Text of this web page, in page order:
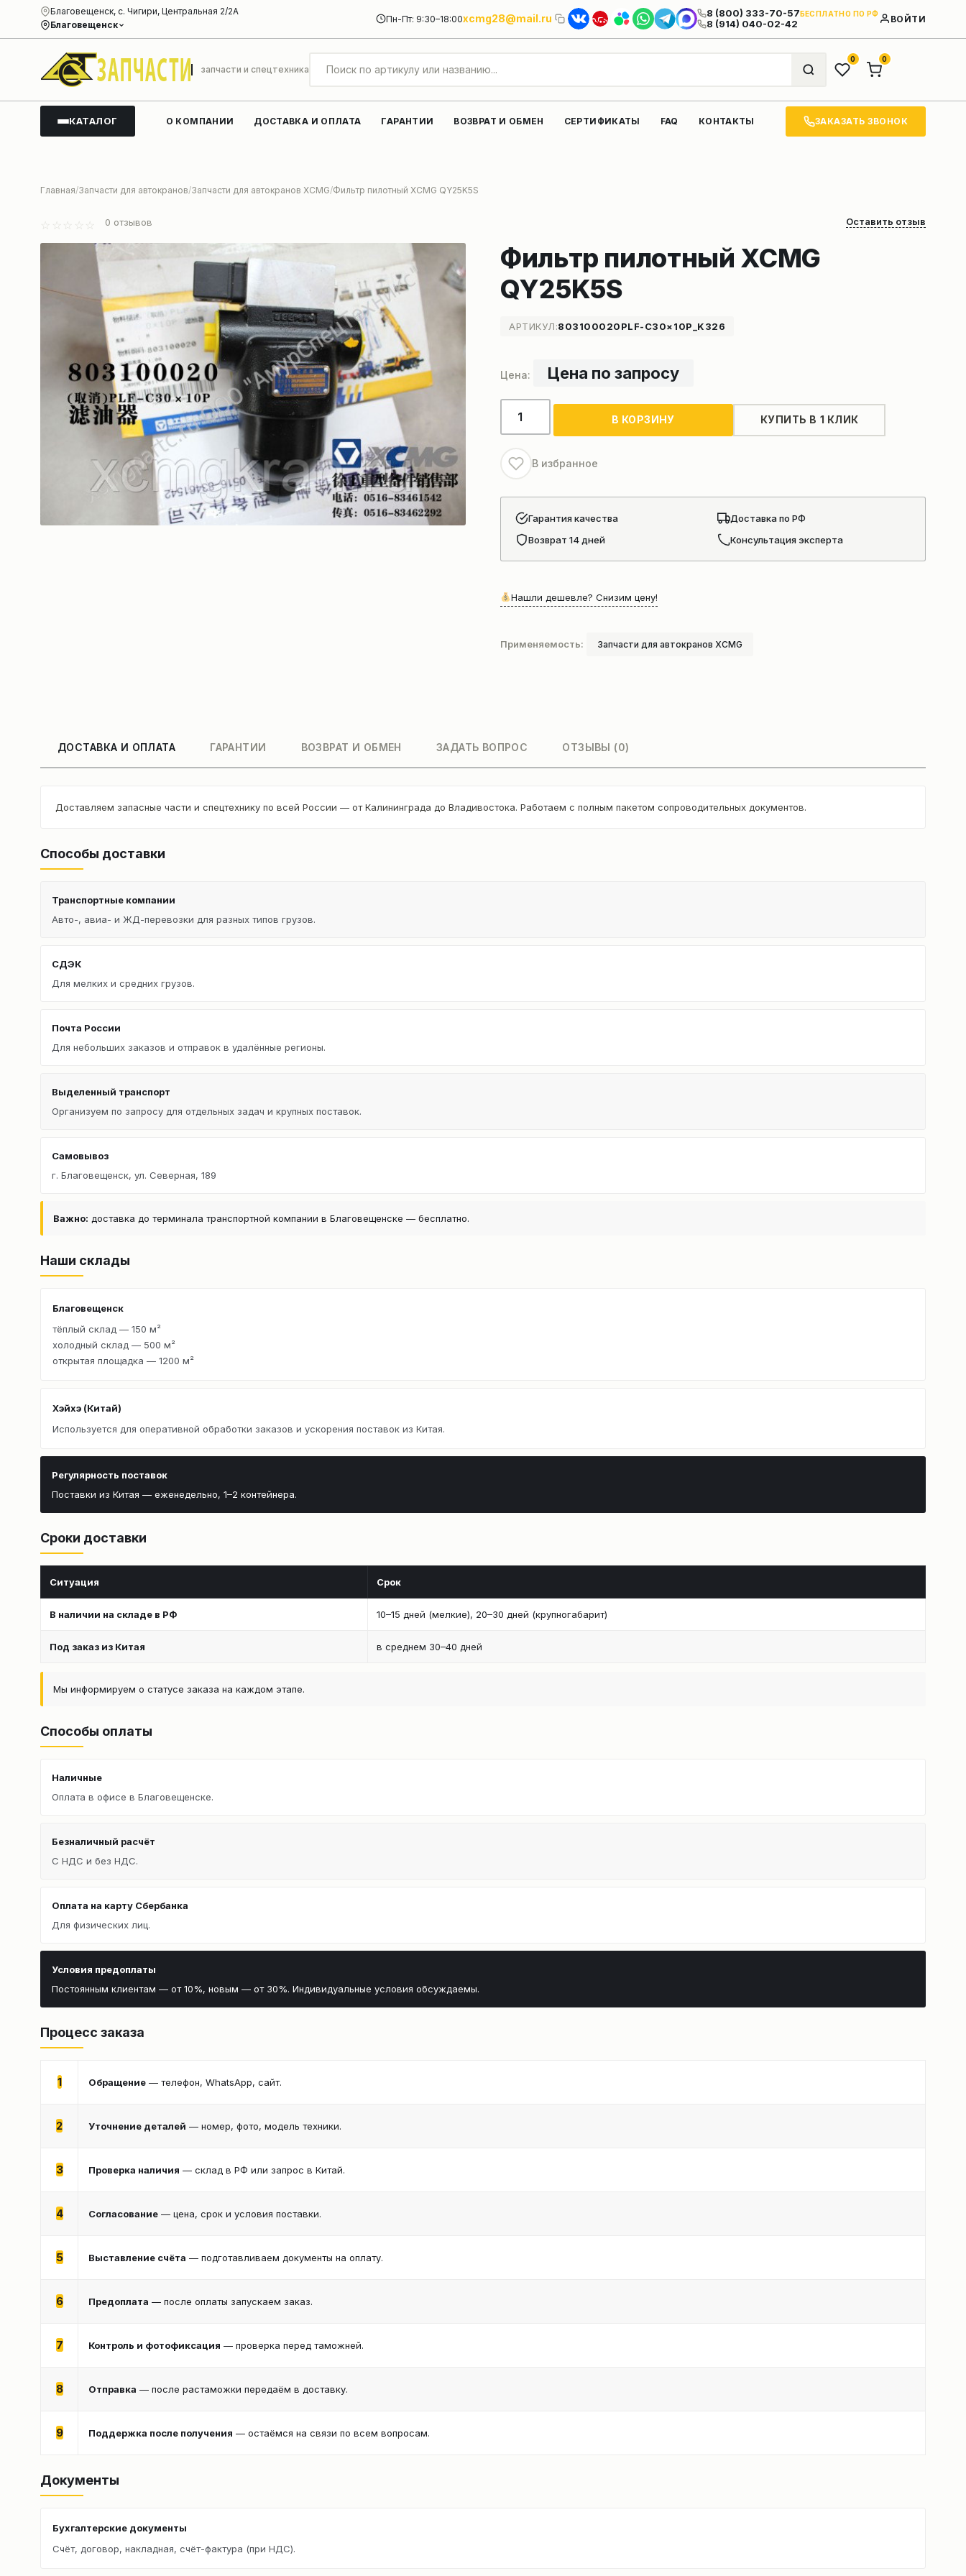
Благовещенск
Благовещенск, с. Чигири, Центральная 2/2А
Пн-Пт: 9:30–18:00xcmg28@mail.ru 8 (800) 333-70-57БЕСПЛАТНО ПО РФ
8 (914) 040-02-42 ВОЙТИ
запчасти и спецтехника
0 0
КАТАЛОГ О КОМПАНИИ ДОСТАВКА И ОПЛАТА ГАРАНТИИ ВОЗВРАТ И ОБМЕН СЕРТИФИКАТЫ FAQ КОНТАКТЫ ЗАКАЗАТЬ ЗВОНОК
Главная Запчасти для автокранов Запчасти для автокранов XCMG Фильтр пилотный XCMG QY25K5S
0 отзывов Оставить отзыв
Фильтр пилотный XCMG
QY25K5S
АРТИКУЛ:803100020PLF-C30×10P_K326
Цена по запросу
Количество
товара
пилотный
XCMG
QY25K5S
В КОРЗИНУ КУПИТЬ В 1 КЛИК
В избранное
Гарантия качества
Доставка по РФ
Возврат 14 дней
Консультация эксперта
Нашли дешевле? Снизим цену!
Применяемость: Запчасти для автокранов XCMG
ДОСТАВКА И ОПЛАТА ГАРАНТИИ ВОЗВРАТ И ОБМЕН ЗАДАТЬ ВОПРОС ОТЗЫВЫ (0)
Доставляем запасные части и спецтехнику по всей России — от Калининграда до Владивостока. Работаем с полным пакетом сопроводительных документов.
Способы доставки
Транспортные компании
Авто-, авиа- и ЖД-перевозки для разных типов грузов.
СДЭК
Для мелких и средних грузов.
Почта России
Для небольших заказов и отправок в удалённые регионы.
Выделенный транспорт
Организуем по запросу для отдельных задач и крупных поставок.
Самовывоз
г. Благовещенск, ул. Северная, 189
Важно: доставка до терминала транспортной компании в Благовещенске — бесплатно.
Наши склады
Благовещенск
тёплый склад — 150 м²
холодный склад — 500 м²
открытая площадка — 1200 м²
Хэйхэ (Китай)
Используется для оперативной обработки заказов и ускорения поставок из Китая.
Регулярность поставок
Поставки из Китая — еженедельно, 1–2 контейнера.
Сроки доставки
Ситуация Срок
В наличии на складе в РФ 10–15 дней (мелкие), 20–30 дней (крупногабарит)
Под заказ из Китая в среднем 30–40 дней
Мы информируем о статусе заказа на каждом этапе.
Способы оплаты
Наличные
Оплата в офисе в Благовещенске.
Безналичный расчёт
С НДС и без НДС.
Оплата на карту Сбербанка
Для физических лиц.
Условия предоплаты
Постоянным клиентам — от 10%, новым — от 30%. Индивидуальные условия обсуждаемы.
Процесс заказа
1 Обращение — телефон, WhatsApp, сайт.
2 Уточнение деталей — номер, фото, модель техники.
3 Проверка наличия — склад в РФ или запрос в Китай.
4 Согласование — цена, срок и условия поставки.
5 Выставление счёта — подготавливаем документы на оплату.
6 Предоплата — после оплаты запускаем заказ.
7 Контроль и фотофиксация — проверка перед таможней.
8 Отправка — после растаможки передаём в доставку.
9 Поддержка после получения — остаёмся на связи по всем вопросам.
Документы
Бухгалтерские документы
Счёт, договор, накладная, счёт-фактура (при НДС).